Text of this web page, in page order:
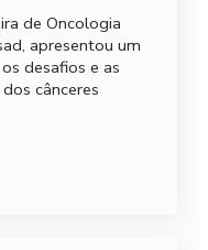
de Oncologia
apresentou um
desafios e as
cânceres